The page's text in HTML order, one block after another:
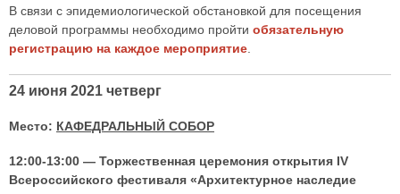
В связи с эпидемиологической обстановкой для посещения
деловой программы необходимо пройти обязательную
регистрацию на каждое мероприятие
24 июня 2021 четверг
Место: КАФЕДРАЛЬНЫЙ СОБОР
12:00-13:00 — Торжественная церемония открытия IV
Всероссийского фестиваля «Архитектурное наследие